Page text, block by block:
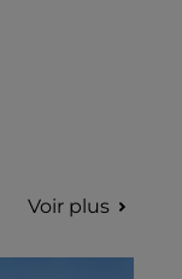
Voir plus